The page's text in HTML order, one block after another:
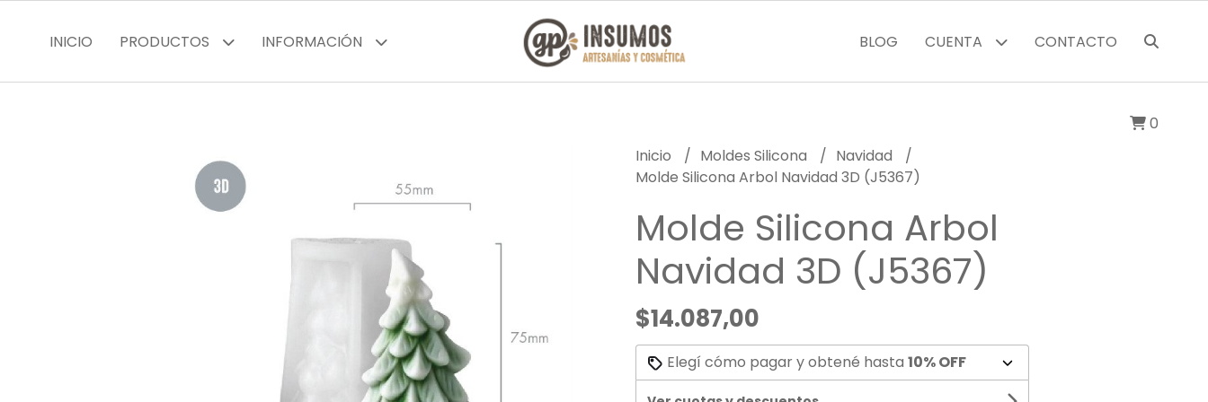
INICIO PRODUCTOS INFORMACIÓN BLOG CUENTA CONTACTO
0
Inicio
Moldes Silicona
Navidad
Molde Silicona Arbol Navidad 3D (J5367)
Molde Silicona Arbol
Navidad 3D (J5367)
$14.087,00
Elegí cómo pagar y obtené hasta 10% OFF